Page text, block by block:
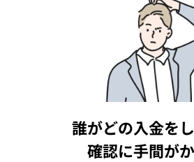
誰がどの入金を
確認に手間が